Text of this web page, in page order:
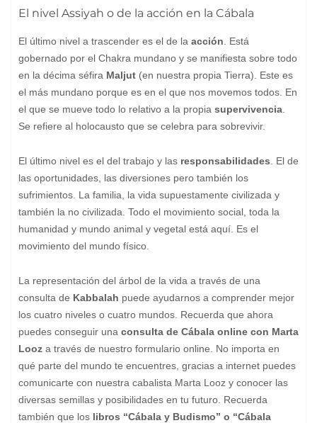
El nivel Assiyah o de la acción en la Cábala
El último nivel a trascender es el de la acción . Está
gobernado por el Chakra mundano y se manifiesta sobre todo
en la décima séfira Maljut (en nuestra propia Tierra). Este es
el más mundano porque es en el que nos movemos todos. En
el que se mueve todo lo relativo a la propia supervivencia
Se refiere al holocausto que se celebra para sobrevivir.
El último nivel es el del trabajo y las responsabilidades . El de
las oportunidades, las diversiones pero también los
sufrimientos. La familia, la vida supuestamente civilizada y
también la no civilizada. Todo el movimiento social, toda la
humanidad y mundo animal y vegetal está aquí. Es el
movimiento del mundo físico.
La representación del árbol de la vida a través de una
consulta de Kabbalah puede ayudarnos a comprender mejor
los cuatro niveles o cuatro mundos. Recuerda que ahora
puedes conseguir una consulta de Cábala online con Marta
Looz a través de nuestro formulario online. No importa en
qué parte del mundo te encuentres, gracias a internet puedes
comunicarte con nuestra cabalista Marta Looz y conocer las
diversas semillas y posibilidades en tu futuro. Recuerda
también que los libros “Cábala y Budismo” o “Cábala